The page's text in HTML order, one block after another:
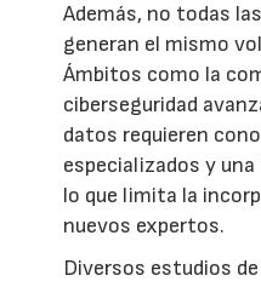
Además, no todas
generan el mismo
Ámbitos como la
ciberseguridad
datos requieren
especializados y
lo que limita la
nuevos expertos.
Diversos estudios de